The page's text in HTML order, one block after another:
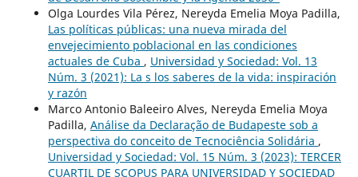
Olga Lourdes Vila Pérez, Nereyda Emelia Moya Padilla,
Las políticas públicas: una nueva mirada del
envejecimiento poblacional en las condiciones
actuales de Cuba , Universidad y Sociedad: Vol. 13
Núm. 3 (2021): La s los saberes de la vida: inspiración
y razón
Marco Antonio Baleeiro Alves, Nereyda Emelia Moya
Padilla, Análise da Declaração de Budapeste sob a
perspectiva do conceito de Tecnociência Solidária ,
Universidad y Sociedad: Vol. 15 Núm. 3 (2023): TERCER
CUARTIL DE SCOPUS PARA UNIVERSIDAD Y SOCIEDAD